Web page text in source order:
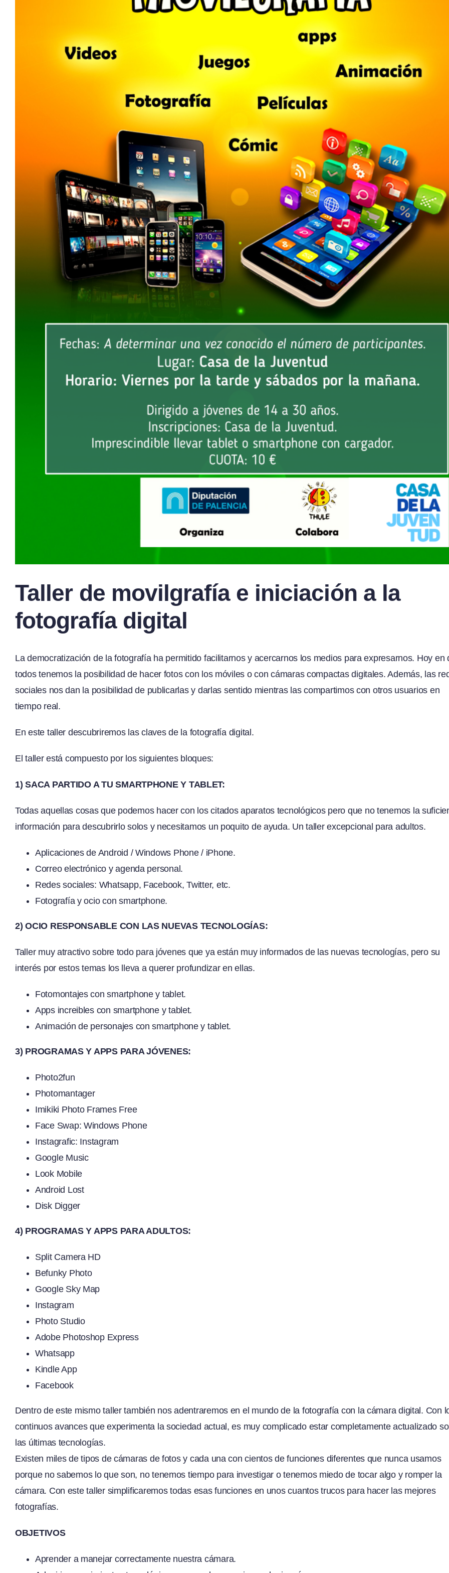
Taller de movilgrafía e iniciación a la
fotografía digital
La democratización de la fotografía ha permitido facilitarnos y acercarnos los medios para expresarnos. Hoy en
todos tenemos la posibilidad de hacer fotos con los móviles o con cámaras compactas digitales. Además, las
sociales nos dan la posibilidad de publicarlas y darlas sentido mientras las compartimos con otros usuarios en
tiempo real.
En este taller descubriremos las claves de la fotografía digital.
El taller está compuesto por los siguientes bloques:
1) SACA PARTIDO A TU SMARTPHONE Y TABLET:
Todas aquellas cosas que podemos hacer con los citados aparatos tecnológicos pero que no tenemos la
información para descubrirlo solos y necesitamos un poquito de ayuda. Un taller excepcional para adultos.
Aplicaciones de Android / Windows Phone / iPhone.
Correo electrónico y agenda personal.
Redes sociales: Whatsapp, Facebook, Twitter, etc.
Fotografía y ocio con smartphone.
2) OCIO RESPONSABLE CON LAS NUEVAS TECNOLOGÍAS:
Taller muy atractivo sobre todo para jóvenes que ya están muy informados de las nuevas tecnologías, pero su
interés por estos temas los lleva a querer profundizar en ellas.
Fotomontajes con smartphone y tablet.
Apps increibles con smartphone y tablet.
Animación de personajes con smartphone y tablet.
3) PROGRAMAS Y APPS PARA JÓVENES:
Photo2fun
Photomantager
Imikiki Photo Frames Free
Face Swap: Windows Phone
Instagrafic: Instagram
Google Music
Look Mobile
Android Lost
Disk Digger
4) PROGRAMAS Y APPS PARA ADULTOS:
Split Camera HD
Befunky Photo
Google Sky Map
Instagram
Photo Studio
Adobe Photoshop Express
Whatsapp
Kindle App
Facebook
Dentro de este mismo taller también nos adentraremos en el mundo de la fotografía con la cámara digital. Con
continuos avances que experimenta la sociedad actual, es muy complicado estar completamente actualizado
las últimas tecnologías.
Existen miles de tipos de cámaras de fotos y cada una con cientos de funciones diferentes que nunca usamos
porque no sabemos lo que son, no tenemos tiempo para investigar o tenemos miedo de tocar algo y romper la
cámara. Con este taller simplificaremos todas esas funciones en unos cuantos trucos para hacer las mejores
fotografías.
OBJETIVOS
Aprender a manejar correctamente nuestra cámara.